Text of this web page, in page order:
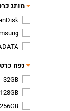
מותג
נפח
32GB
128GB
256GB